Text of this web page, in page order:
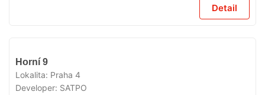
Detail
Horní 9
Lokalita: Praha 4
Developer: SATPO